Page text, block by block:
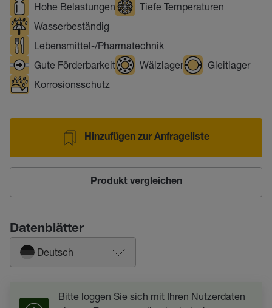
Hohe Belastungen
Tiefe Temperaturen
Wasserbeständig
Lebensmittel-/Pharmatechnik
Gute Förderbarkeit
Wälzlager
Gleitlager
Korrosionsschutz
Hinzufügen zur Anfrageliste
Produkt vergleichen
Datenblätter
Deutsch
Bitte loggen Sie sich mit Ihren Nutzerdaten